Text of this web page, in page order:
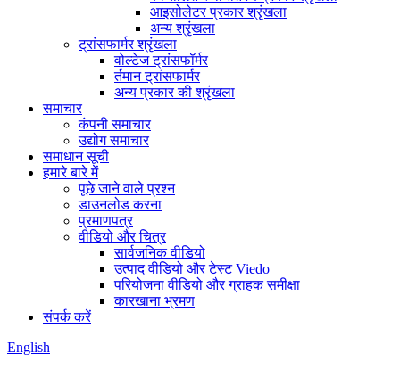
आइसोलेटर प्रकार श्रृंखला
अन्य श्रृंखला
ट्रांसफार्मर श्रृंखला
वोल्टेज ट्रांसफॉर्मर
र्तमान ट्रांसफार्मर
अन्य प्रकार की श्रृंखला
समाचार
कंपनी समाचार
उद्योग समाचार
समाधान सूची
हमारे बारे में
पूछे जाने वाले प्रश्न
डाउनलोड करना
प्रमाणपत्र
वीडियो और चित्र
सार्वजनिक वीडियो
उत्पाद वीडियो और टेस्ट Viedo
परियोजना वीडियो और ग्राहक समीक्षा
कारखाना भ्रमण
संपर्क करें
English